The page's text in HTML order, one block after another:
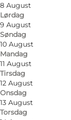
8 August
Lørdag
9 August
Søndag
10 August
Mandag
11 August
Tirsdag
12 August
Onsdag
13 August
Torsdag